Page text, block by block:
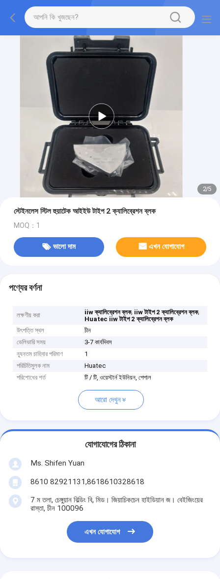
2/5
স্টেইনলেস স্টিল হুয়াটেক আইইউ টাইপ 2 ক্যালিব্রেশন ব্লক
MOQ：1
ভালো দাম এখন যোগাযোগ
পণ্যের বর্ণনা
লক্ষণীয় করা iiw ক্যালিব্রেশন ব্লক, iiw টাইপ 2 ক্যালিব্রেশন ব্লক,
Huatec iiw টাইপ 2 ক্যালিব্রেশন ব্লক
উৎপত্তি স্থল
চীন
ডেলিভারি সময়
3-7 কার্যদিবস
ন্যূনতম চাহিদার পরিমাণ
1
পরিচিতিমুলক নাম
Huatec
পরিশোধের শর্ত
টি / টি, ওয়েস্টার্ন ইউনিয়ন, পেপাল
আরো দেখুন
যোগাযোগের ঠিকানা
Ms. Shifen Yuan
8610 82921131,8618610328618
7 ম তলা, চেঙ্গুয়ান বিল্ডিং বি, মিড। জিয়াচিকচেন হাইডিয়ান জ। বেইজিংয়ের
রাস্তা, চীন 100096
এখন যোগাযোগ